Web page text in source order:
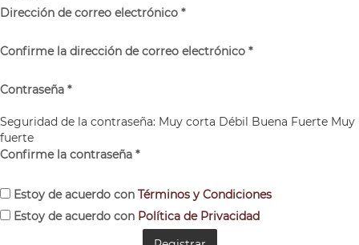
Dirección de correo electrónico *
Confirme la dirección de correo electrónico *
Contraseña *
Seguridad de la contraseña: Muy corta Débil Buena Fuerte Muy
fuerte
Confirme la contraseña *
Estoy de acuerdo con Términos y Condiciones
Estoy de acuerdo con Política de Privacidad